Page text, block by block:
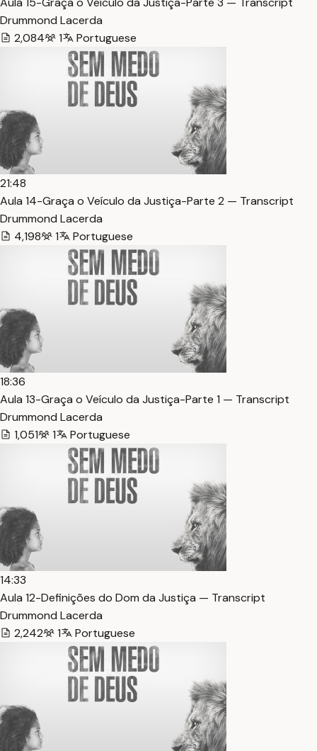
Drummond Lacerda
2,084
1 Portuguese
21:48
Aula 14-Graça o Veículo da Justiça-Parte 2 — Transcript
Drummond Lacerda
4,198
1 Portuguese
18:36
Aula 13-Graça o Veículo da Justiça-Parte 1 — Transcript
Drummond Lacerda
1,051
1 Portuguese
14:33
Aula 12-Definições do Dom da Justiça — Transcript
Drummond Lacerda
2,242
1 Portuguese